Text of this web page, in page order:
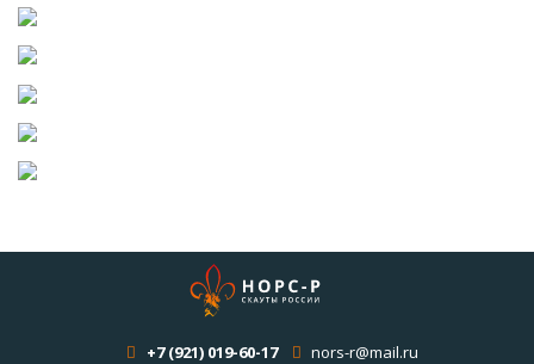
+7 (921) 019-60-17 nors-r@mail.ru